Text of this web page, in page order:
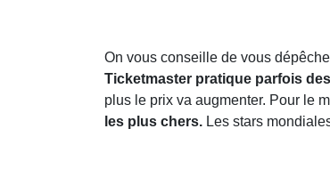
On vous conseille de vous
Ticketmaster pratique parfois
plus le prix va augmenter. Pour le
les plus chers. Les stars